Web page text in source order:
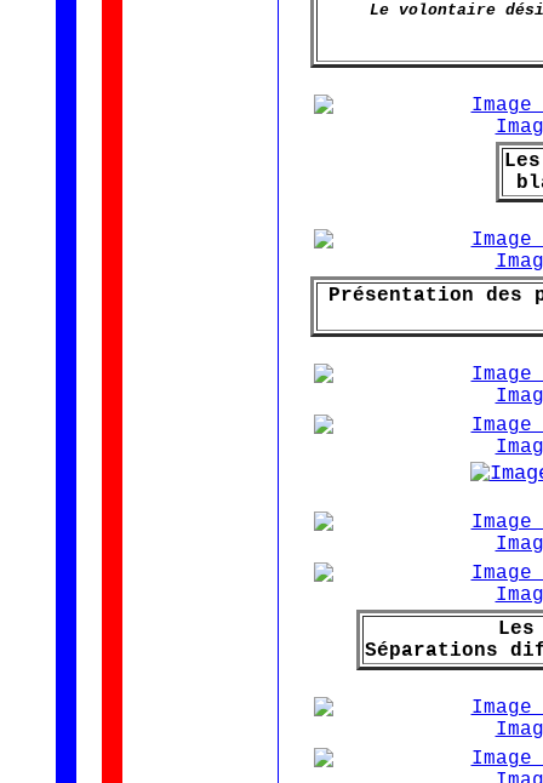
Le volontaire
Présentation des
Séparations